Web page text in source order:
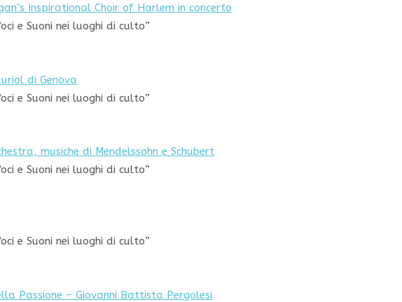
Inspirational Choir of Harlem in concerto
e Suoni nei luoghi di culto”
di Genova
e Suoni nei luoghi di culto”
musiche di Mendelssohn e Schubert
e Suoni nei luoghi di culto”
e Suoni nei luoghi di culto”
Passione – Giovanni Battista Pergolesi